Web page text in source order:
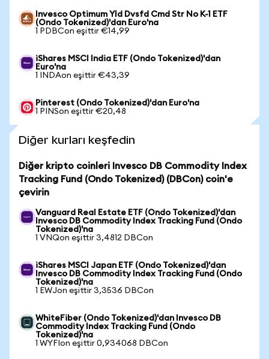
Invesco Optimum Yld Dvsfd Cmd Str No K-1 ETF
(Ondo Tokenized)'dan Euro'na
1 PDBCon eşittir €14,99
iShares MSCI India ETF (Ondo Tokenized)'dan
Euro'na
1 INDAon eşittir €43,39
Pinterest (Ondo Tokenized)'dan Euro'na
1 PINSon eşittir €20,48
Diğer kurları keşfedin
Diğer kripto coinleri Invesco DB Commodity Index
Tracking Fund (Ondo Tokenized) (DBCon) coin'e
çevirin
Vanguard Real Estate ETF (Ondo Tokenized)'dan
Invesco DB Commodity Index Tracking Fund (Ondo
Tokenized)'na
1 VNQon eşittir 3,4812 DBCon
iShares MSCI Japan ETF (Ondo Tokenized)'dan
Invesco DB Commodity Index Tracking Fund (Ondo
Tokenized)'na
1 EWJon eşittir 3,3536 DBCon
WhiteFiber (Ondo Tokenized)'dan Invesco DB
Commodity Index Tracking Fund (Ondo
Tokenized)'na
1 WYFIon eşittir 0,934068 DBCon